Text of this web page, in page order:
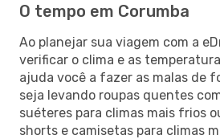
O tempo em Corumba
Ao planejar sua viagem com a
verificar o clima e as
ajuda você a fazer as malas de
seja levando roupas quentes
suéteres para climas mais frios
shorts e camisetas para climas